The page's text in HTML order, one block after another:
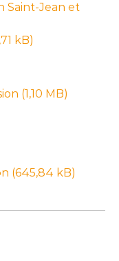
Saint-Jean et